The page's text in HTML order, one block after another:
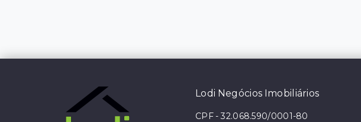
Lodi Negócios Imobiliários
CPF-32.068.590/0001-80